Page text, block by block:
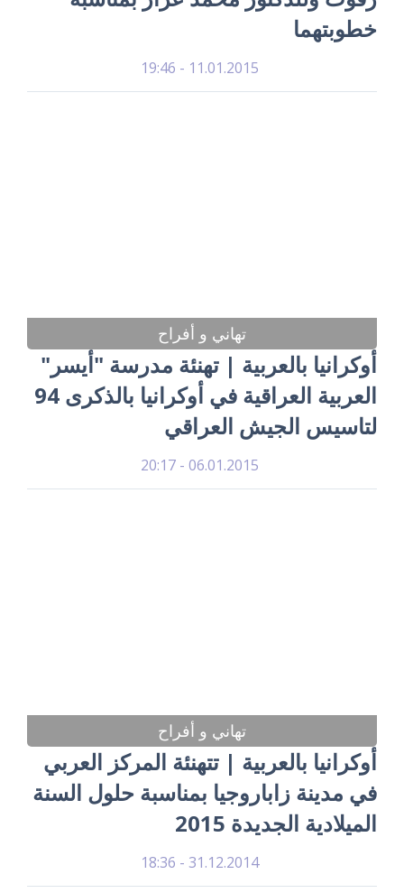
خطوبتهما
11.01.2015 - 19:46
تهاني و أفراح
أوكرانيا بالعربية | تهنئة مدرسة "أيسر"
العربية العراقية في أوكرانيا بالذكرى 94
لتاسيس الجيش العراقي
06.01.2015 - 20:17
تهاني و أفراح
أوكرانيا بالعربية | تتهنئة المركز العربي
في مدينة زاباروجيا بمناسبة حلول السنة
الميلادية الجديدة 2015
31.12.2014 - 18:36